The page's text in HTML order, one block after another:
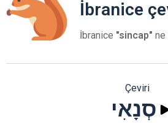
İbranice
İbranice "sincap" ne
Çeviri
סְנָאִי